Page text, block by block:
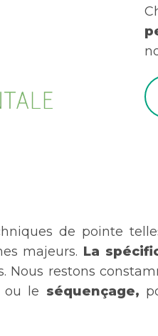
de pointe
majeurs. La
Nous restons
ou le séquençage,